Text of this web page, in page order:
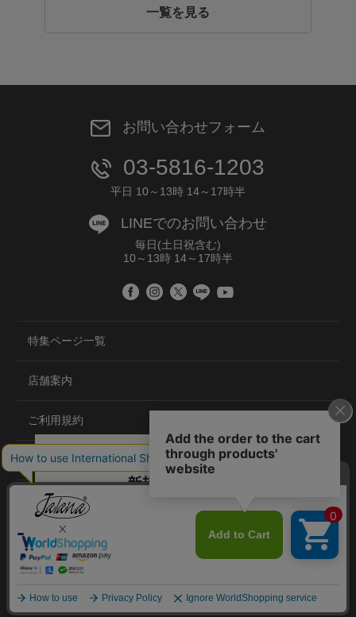
一覧を見る
お問い合わせフォーム
03-5816-1203
平日 10～13時 14～17時半
LINEでのお問い合わせ
毎日(土日祝含む)
10～13時 14～17時半
特集ページ一覧
店舗案内
ご利用規約
プライバシーポリシー
特定商取引法について
会社概要
©2020 TRANS GLOBAL CO.,LTD.